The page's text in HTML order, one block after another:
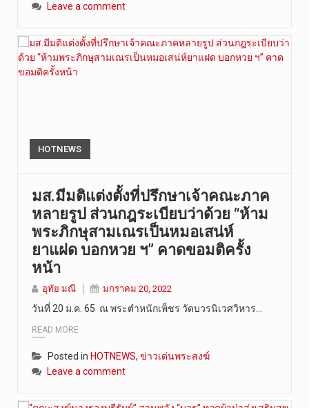
Leave a comment
HOTNEWS
มส.มีมติแต่งตั้งที่ปรึกษาเจ้าคณะภาค
หลายรูป ส่วนกฎระเบียบว่าด้วย “ห้าม
พระภิกษุสามเณรเป็นหมอเสน่ห์
ยาแฝด บอกหวย ฯ” คาดขอมติครั้ง
หน้า
อุทัย มณี มกราคม 20, 2022
วันที่ 20 ม.ค. 65 ณ พระตำหนักเพ็ชร วัดบวรนิเวศวิหาร…
READ MORE
Posted in HOTNEWS, ข่าวเด่นพระสงฆ์
Leave a comment